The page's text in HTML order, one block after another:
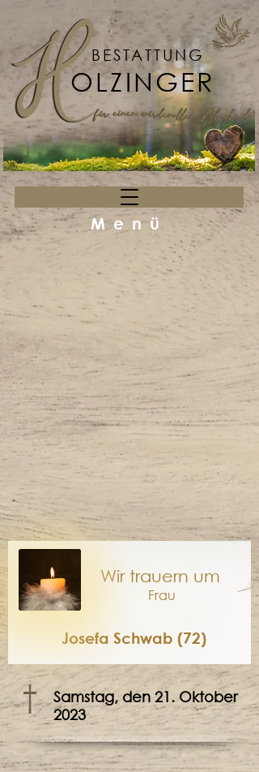
Menü
BESTATTUNG
OLZINGER
Wir trauern um
Josefa Schwab (72)
Frau
Samstag, den 21. Oktober
2023
†